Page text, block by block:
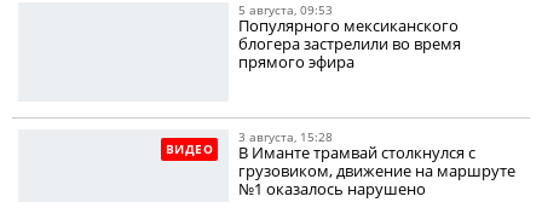
5 августа, 09:53
Популярного мексиканского
блогера застрелили во время
прямого эфира
ВИДЕО
3 августа, 15:28
В Иманте трамвай столкнулся с
грузовиком, движение на маршруте
№1 оказалось нарушено